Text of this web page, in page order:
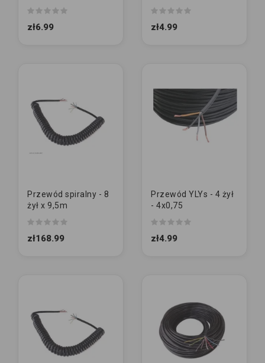
zł6.99 zł4.99
Przewód spiralny - 8
żył x 9,5m
zł168.99
Przewód YLYs - 4 żył
- 4x0,75
zł4.99